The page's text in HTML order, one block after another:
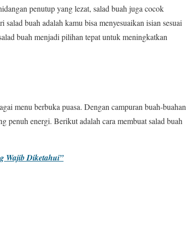
penutup yang lezat, salad buah juga cocok
buah adalah kamu bisa menyesuaikan isian sesuai
buah menjadi pilihan tepat untuk meningkatkan
menu berbuka puasa. Dengan campuran buah-buahan
penuh energi. Berikut adalah cara membuat salad buah
Wajib Diketahui”